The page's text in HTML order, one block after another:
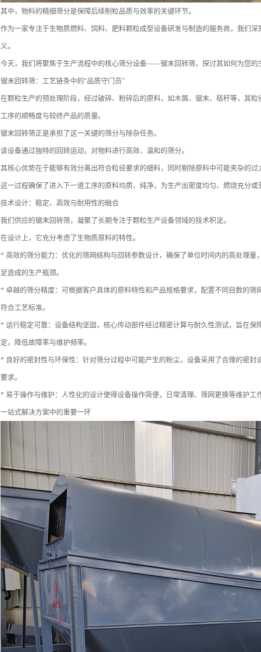
其中，物料的精细筛分是保障后续制粒品质与效率的关键环节。
作为一家专注于生物质燃料、饲料、肥料颗粒成型设备研发与制造的服务商，我们
义。
今天，我们将聚焦于生产流程中的核心筛分设备——锯末回转筛，探讨其如何为您的
锯末回转筛：工艺链条中的“品质守门员”
在颗粒生产的预处理阶段，经过破碎、粉碎后的原料，如木屑、锯末、秸秆等，其
工序的顺畅度与较终产品的质量。
锯末回转筛正是承担了这一关键的筛分与除杂任务。
该设备通过独特的回转运动，对物料进行高效、温和的筛分。
其核心优势在于能够有效分离出符合粒径要求的细料，同时剔除原料中可能夹杂的过
这一过程确保了进入下一道工序的原料均质、纯净，为生产出密度均匀、燃烧充分或
技术设计：稳定、高效与耐用性的融合
我们供应的锯末回转筛，凝聚了长期专注于颗粒生产设备领域的技术积淀。
在设计上，它充分考虑了生物质原料的特性。
* 高效的筛分能力：优化的筛网结构与回转参数设计，确保了单位时间内的高处理
足造成的生产瓶颈。
* 卓越的筛分精度：可根据客户具体的原料特性和产品规格要求，配置不同目数的
符合工艺标准。
* 运行稳定可靠：设备结构坚固，核心传动部件经过精密计算与耐久性测试，旨在保
定，降低故障率与维护频率。
* 良好的密封性与环保性：针对筛分过程中可能产生的粉尘，设备采用了合理的密封
要求。
* 易于操作与维护：人性化的设计使得设备操作简便，日常清理、筛网更换等维护工
一站式解决方案中的重要一环